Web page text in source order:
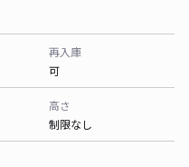
再入庫
可
高さ
制限なし